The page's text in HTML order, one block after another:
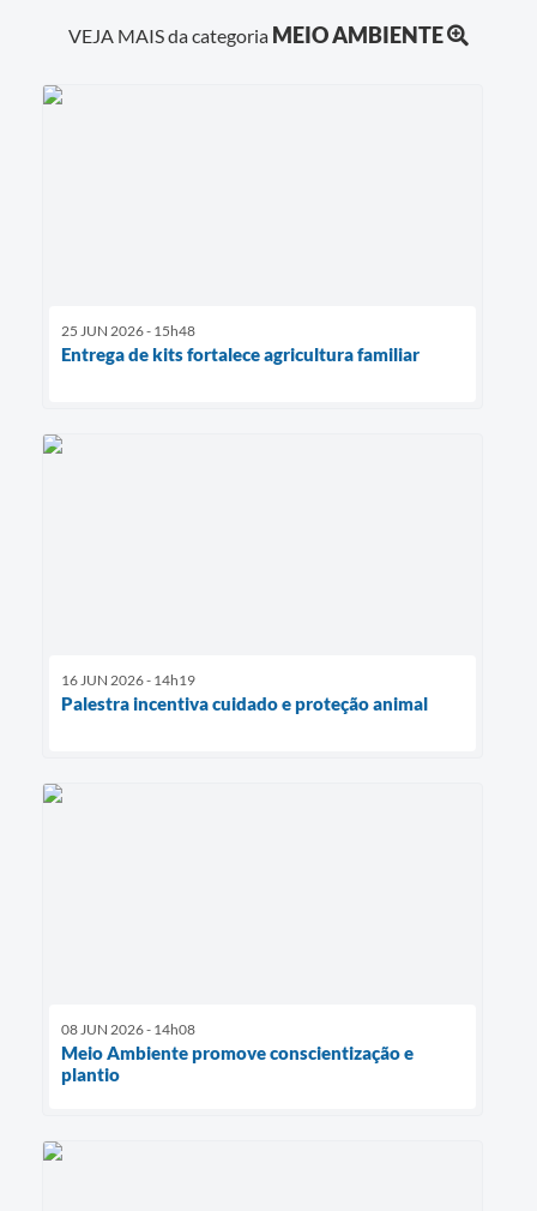
VEJA MAIS da categoria MEIO AMBIENTE
25 JUN 2026 - 15h48
Entrega de kits fortalece agricultura familiar
16 JUN 2026 - 14h19
Palestra incentiva cuidado e proteção animal
08 JUN 2026 - 14h08
Meio Ambiente promove conscientização e
plantio